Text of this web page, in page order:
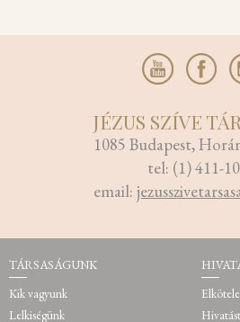
JÉZUS SZÍVE
1085 Budapest,
tel: (1) 411-
email:
TÁRSASÁGUNK
Kik vagyunk
Lelkiségünk